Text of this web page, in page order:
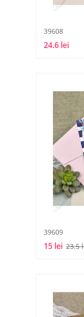
39608
24.6 lei
39609
15 lei 23.5